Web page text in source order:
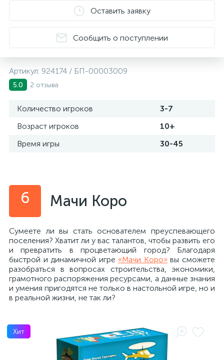
Оставить заявку
Сообщить о поступлении
Артикул: 924174 / БП-00003009
5.0 2 отзыва
Количество игроков
3-7
Возраст игроков
10+
Время игры
30-45
6 Мачи Коро
Сумеете ли вы стать основателем преуспевающего
поселения? Хватит ли у вас талантов, чтобы развить его
и превратить в процветающий город? Благодаря
быстрой и динамичной игре «Мачи Коро»вы сможете
разобраться в вопросах строительства, экономики,
грамотного распоряжения ресурсами, а данные знания
и умения пригодятся не только в настольной игре, но и
в реальной жизни, не так ли?
Хит